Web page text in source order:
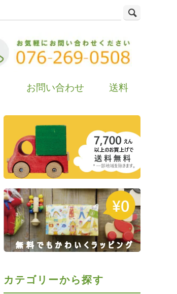
お問い合わせ 送料
カテゴリーから探す